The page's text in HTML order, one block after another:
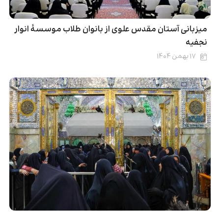
میزبانی آستان مقدس علوی از بانوان طلاب موسسۀ انوار
نجفیه
۱۷ بهمن ۱۴۰۴